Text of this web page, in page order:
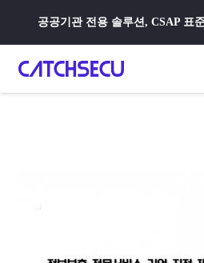
공공기관 전용 솔루션, CSAP 표